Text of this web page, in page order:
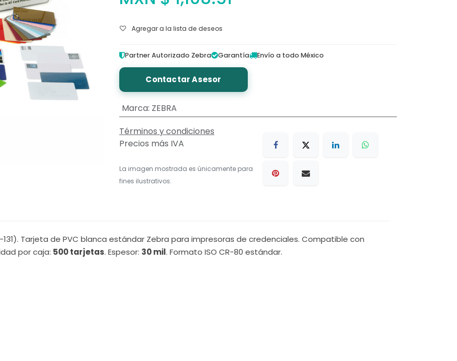
Agregar a la lista de deseos
Partner Autorizado Zebra Garantía Envío a todo México
Contactar Asesor
Marca: ZEBRA
Términos y condiciones
Precios más IVA
La imagen mostrada es únicamente para
fines ilustrativos.
131). Tarjeta de PVC blanca estándar Zebra para impresoras de credenciales. Compatible con
por caja: 500 tarjetas. Espesor: 30 mil. Formato ISO CR-80 estándar.